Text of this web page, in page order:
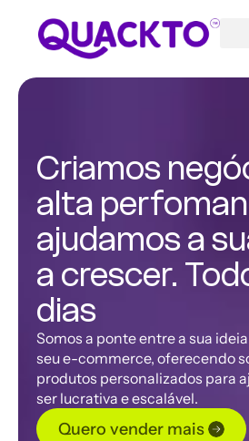
Criamos
alta
ajudamos a
a crescer.
dias
Somos a ponte entre a sua
seu e-commerce, oferecendo
produtos personalizados para
ser lucrativa e escalável.
Quero vender mais